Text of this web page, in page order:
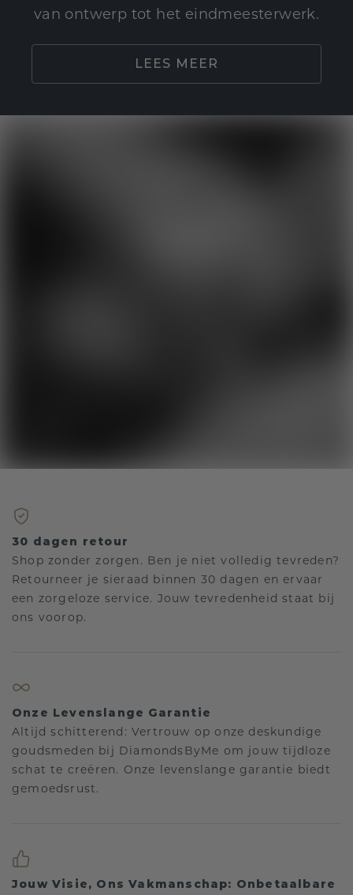
van ontwerp tot het eindmeesterwerk.
LEES MEER
30 dagen retour
Shop zonder zorgen. Ben je niet volledig tevreden?
Retourneer je sieraad binnen 30 dagen en ervaar
een zorgeloze service. Jouw tevredenheid staat bij
ons voorop.
Onze Levenslange Garantie
Altijd schitterend: Vertrouw op onze deskundige
goudsmeden bij DiamondsByMe om jouw tijdloze
schat te creëren. Onze levenslange garantie biedt
gemoedsrust.
Jouw Visie, Ons Vakmanschap: Onbetaalbare